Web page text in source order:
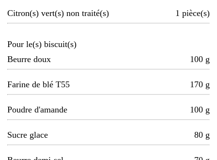
Citron(s) vert(s) non traité(s) 1 pièce(s)
Pour le(s) biscuit(s)
Beurre doux
100 g
Farine de blé T55 170 g
Poudre d'amande 100 g
Sucre glace 80 g